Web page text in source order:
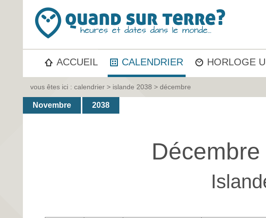
ACCUEIL CALENDRIER HORLOGE
vous êtes ici : calendrier > islande 2038 > décembre
Novembre 2038